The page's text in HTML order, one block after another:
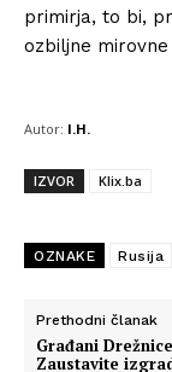
primirja, to bi,
ozbiljne
Autor: I.H.
IZVOR Klix.ba
OZNAKE Rusija
Prethodni članak
Građani
Zaustavite